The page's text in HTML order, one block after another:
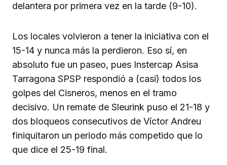
delantera por primera vez en la tarde (9-10).
Los locales volvieron a tener la iniciativa con el
15-14 y nunca más la perdieron. Eso sí, en
absoluto fue un paseo, pues Instercap Asisa
Tarragona SPSP respondió a (casi) todos los
golpes del Cisneros, menos en el tramo
decisivo. Un remate de Sleurink puso el 21-18 y
dos bloqueos consecutivos de Víctor Andreu
finiquitaron un periodo más competido que lo
que dice el 25-19 final.